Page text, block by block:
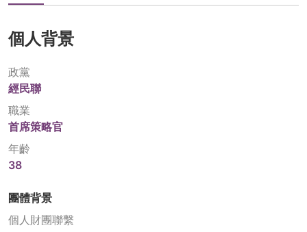
個人背景
政黨
經民聯
職業
首席策略官
年齡
38
團體背景
個人財團聯繫